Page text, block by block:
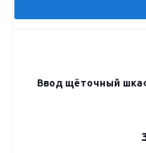
Ввод щёточный